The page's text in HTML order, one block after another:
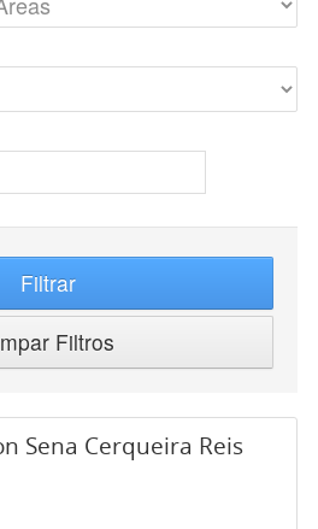
Filtrar
Filtros
Sena Cerqueira Reis